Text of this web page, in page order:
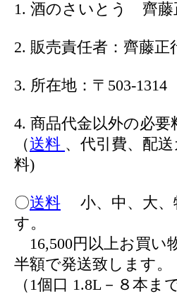
1. 酒のさいとう 齊藤
2. 販売責任者：齊藤正
3. 所在地：〒503-
4. 商品代金以外の必要
（送料 、代引費、配
料)
〇送料 小、中、大、
す。
16,500円以上お買い
半額で発送致しま
（1個口 1.8L－８本まで